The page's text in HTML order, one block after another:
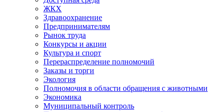
ЖКХ
Здравоохранение
Предпринимателям
Рынок труда
Конкурсы и акции
Культура и спорт
Перераспределение полномочий
Заказы и торги
Экология
Полномочия в области обращения с животными
Экономика
Муниципальный контроль